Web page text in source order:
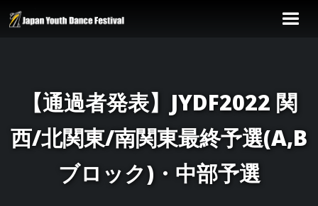
【通過者発表】JYDF2022 関
西/北関東/南関東最終予選(A,B
ブロック)・中部予選